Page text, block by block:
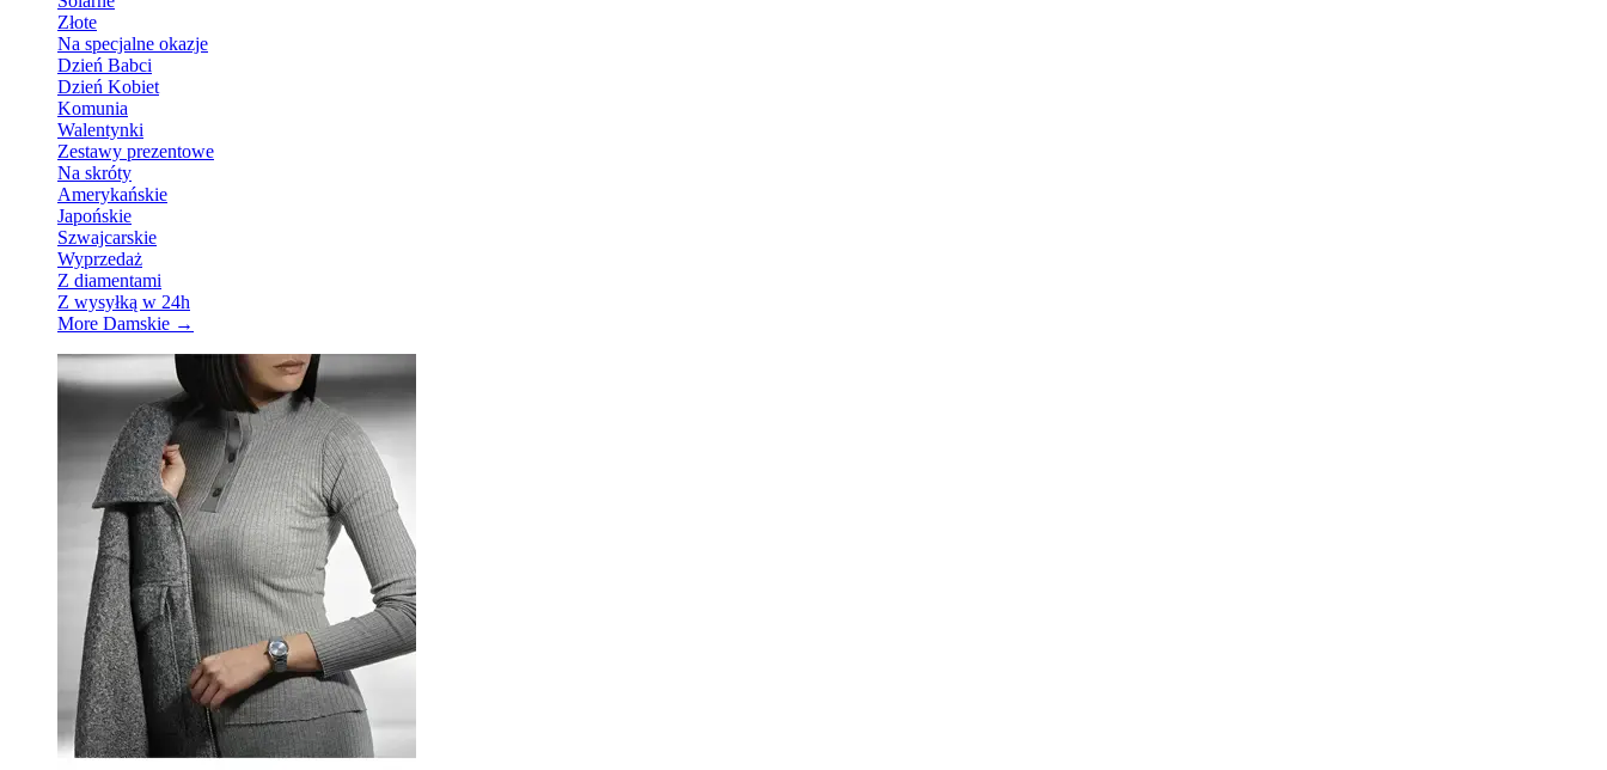
Złote
Na specjalne okazje
Dzień Babci
Dzień Kobiet
Komunia
Walentynki
Zestawy prezentowe
Na skróty
Amerykańskie
Japońskie
Szwajcarskie
Wyprzedaż
Z diamentami
Z wysyłką w 24h
More Damskie →